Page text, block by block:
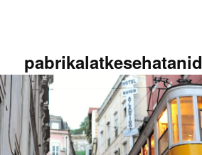
pabrikalatkesehatanid